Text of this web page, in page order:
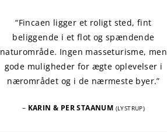
“Fincaen ligger et roligt sted, fint
beliggende i et flot og spændende
naturområde. Ingen masseturisme, men
gode muligheder for ægte oplevelser i
nærområdet og i de nærmeste byer.”
– KARIN & PER STAANUM (LYSTRUP)